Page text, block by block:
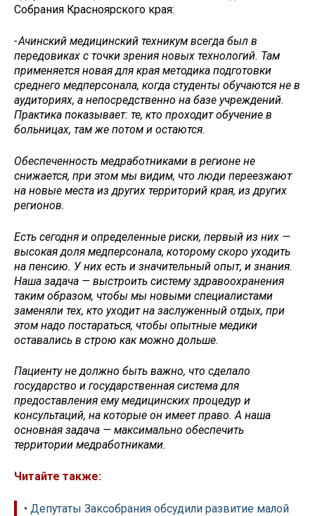
Собрания Красноярского края:
- Ачинский медицинский техникум всегда был в
передовиках с точки зрения новых технологий. Там
применяется новая для края методика подготовки
среднего медперсонала, когда студенты обучаются не в
аудиториях, а непосредственно на базе учреждений.
Практика показывает: те, кто проходит обучение в
больницах, там же потом и остаются.
Обеспеченность медработниками в регионе не
снижается, при этом мы видим, что люди переезжают
на новые места из других территорий края, из других
регионов.
Есть сегодня и определенные риски, первый из них —
высокая доля медперсонала, которому скоро уходить
на пенсию. У них есть и значительный опыт, и знания.
Наша задача — выстроить систему здравоохранения
таким образом, чтобы мы новыми специалистами
заменяли тех, кто уходит на заслуженный отдых, при
этом надо постараться, чтобы опытные медики
оставались в строю как можно дольше.
Пациенту не должно быть важно, что сделало
государство и государственная система для
предоставления ему медицинских процедур и
консультаций, на которые он имеет право. А наша
основная задача — максимально обеспечить
территории медработниками.
Читайте также:
• Депутаты Заксобрания обсудили развитие малой